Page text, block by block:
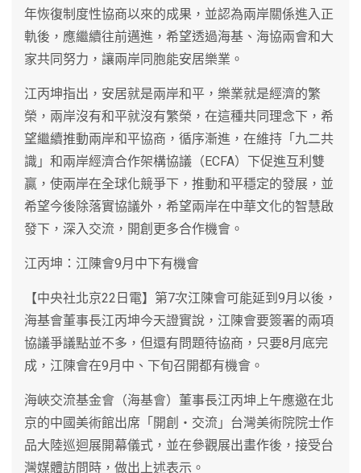
年恢復制度性協商以來的成果，並認為兩岸關係進入正
軌後，應繼續往前邁進，希望透過海基、海協兩會和大
家共同努力，讓兩岸同胞能安居樂業。
江丙坤指出，安居就是兩岸和平，樂業就是經濟的繁
榮，兩岸沒有和平就沒有繁榮，在這種共同理念下，希
望繼續推動兩岸和平協商，循序漸進，在維持「九二共
識」和兩岸經濟合作架構協議（ECFA）下促進互利雙
贏，使兩岸在全球化競爭下，推動和平穩定的發展，並
希望今後除落實協議外，希望兩岸在中華文化的智慧啟
發下，深入交流，開創更多合作機會。
江丙坤：江陳會9月中下有機會
【中央社北京22日電】第7次江陳會可能延到9月以後，
海基會董事長江丙坤今天證實說，江陳會要簽署的兩項
協議爭議點並不多，但還有問題待協商，只要8月底完
成，江陳會在9月中、下旬召開都有機會。
海峽交流基金會（海基會）董事長江丙坤上午應邀在北
京的中國美術館出席「開創‧交流」台灣美術院院士作
品大陸巡迴展開幕儀式，並在參觀展出畫作後，接受台
灣媒體訪問時，做出上述表示。